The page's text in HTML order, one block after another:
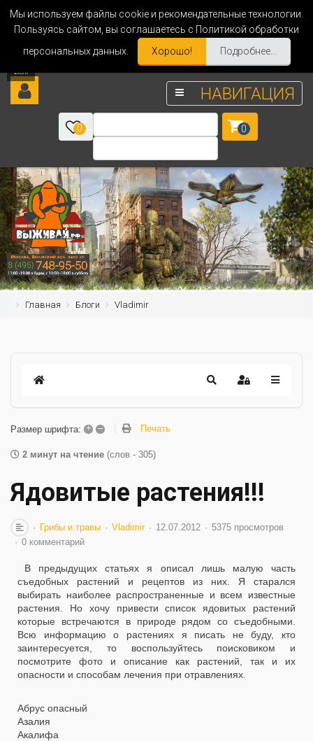
Мы используем файлы cookie и рекомендательные технологии.
Пользуясь сайтом, вы соглашаетесь с Политикой обработки
персональных данных.
Хорошо! Подробнее...
НАВИГАЦИЯ
0 0
Главная Блоги Vladimir
Размер шрифта: + – Печать
2 минут на чтение (слов - 305)
Ядовитые растения!!!
Грибы и травы Vladimir 12.07.2012
5375 просмотров
0 комментарий
В предыдущих статьях я описал лишь малую часть
съедобных растений и рецептов из них. Я старался
выбирать наиболее распространенные и всем известные
растения. Но хочу привести список ядовитых растений
которые встречаются в природе рядом со съедобными.
Всю информацию о растениях я писать не буду, кто
заинтересуется, то воспользуйтесь поисковиком и
посмотрите фото и описание как растений, так и их
опасности и способам лечения при отравлениях.
Абрус опасный
Азалия
Акалифа